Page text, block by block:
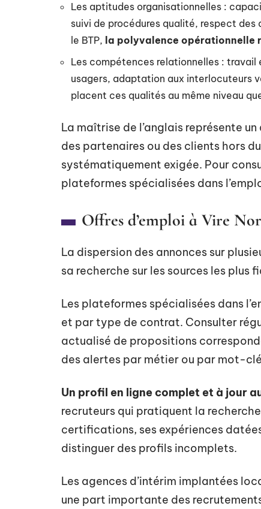
Les aptitudes organisationnelles :
suivi de procédures qualité, respect des
le BTP, la polyvalence opérationnelle
Les compétences relationnelles :
usagers, adaptation aux interlocuteurs
placent ces qualités au même niveau
La maîtrise de l’anglais représente
des partenaires ou des clients hors
systématiquement exigée. Pour
plateformes spécialisées dans
Offres d’emploi à Vire
La dispersion des annonces sur
sa recherche sur les sources les plus
Les plateformes spécialisées dans
et par type de contrat. Consulter
actualisé de propositions
des alertes par métier ou par mot-
Un profil en ligne complet et à jour
recruteurs qui pratiquent la
certifications, ses expériences
distinguer des profils incomplets.
Les agences d’intérim implantées
une part importante des